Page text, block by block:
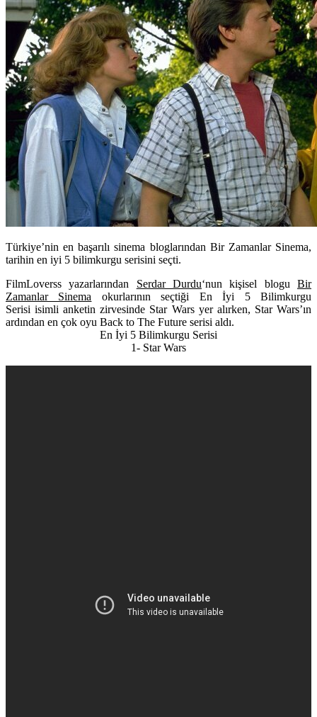
Türkiye’nin en başarılı sinema bloglarından Bir Zamanlar Sinema,
tarihin en iyi 5 bilimkurgu serisini seçti.
FilmLoverss yazarlarından Serdar Durdu‘nun kişisel bloguBir
Zamanlar Sinema okurlarının seçtiği En İyi 5 Bilimkurgu
Serisi isimli anketin zirvesinde Star Warsyer alırken, Star Wars’ın
ardından en çok oyu Back to The Future serisi aldı.
En İyi 5 Bilimkurgu Serisi
1- Star Wars